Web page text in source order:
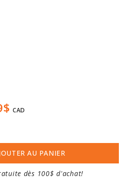
CAD
AU PANIER
dès 100$ d'achat!